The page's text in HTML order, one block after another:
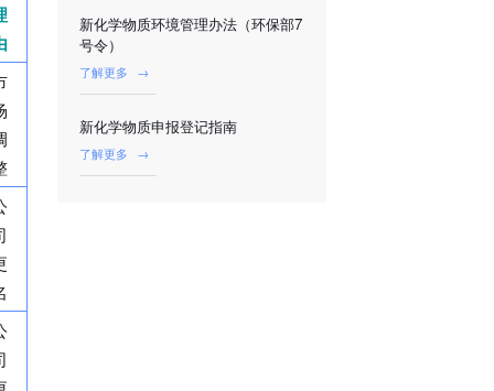
新化学物质环境管理办法（环保部7
号令）
了解更多 →
新化学物质申报登记指南
了解更多 →